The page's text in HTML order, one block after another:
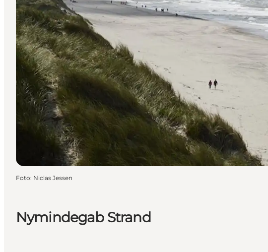
Nymindegab Strand
Foto: Niclas Jessen